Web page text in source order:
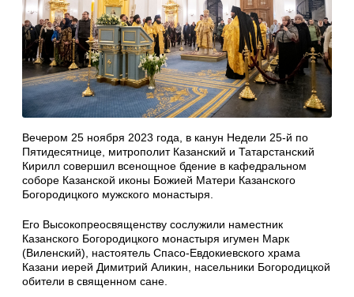
Вечером 25 ноября 2023 года, в канун Недели 25-й по
Пятидесятнице, митрополит Казанский и Татарстанский
Кирилл совершил всенощное бдение в кафедральном
соборе Казанской иконы Божией Матери Казанского
Богородицкого мужского монастыря.
Его Высокопреосвященству сослужили наместник
Казанского Богородицкого монастыря игумен Марк
(Виленский), настоятель Спасо-Евдокиевского храма
Казани иерей Димитрий Аликин, насельники Богородицкой
обители в священном сане.